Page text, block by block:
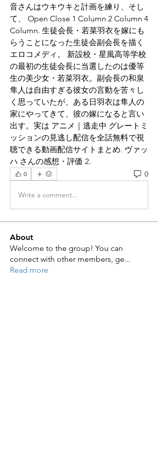
音さんはウキウキと計画を練り、そし
て、 Open Close 1 Column 2 Column 4
Column. 生徒会長・若菜羽衣を嫁にも
らうことになった生徒会副会長を描く
エロコメディ。 新設校・星風高等学校
の最初の生徒会長に当選したのは優等
生の美少女・若菜羽衣。副会長の和泉
隼人は自由すぎる彼女の言動を苦々し
く思っていたが、ある日羽衣は隼人の
家にやってきて、彼の嫁になると言い
出す。実は アニメ｜逃走中 グレートミ
ッションの見逃し配信を全話無料で視
聴できる動画配信サイトまとめ. ヴァッ
ハ さんの感想・評価 2.
0 0
Write a comment...
About
Welcome to the group! You can
connect with other members, ge...
Read more